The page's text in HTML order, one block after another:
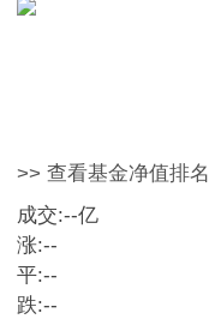
>> 查看基金净值排名
成交:--亿
涨:--
平:--
跌:--